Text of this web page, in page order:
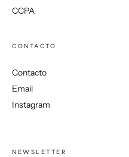
CCPA
CONTACTO
Contacto
Email
Instagram
NEWSLETTER